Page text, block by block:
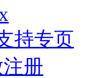
持专页
册